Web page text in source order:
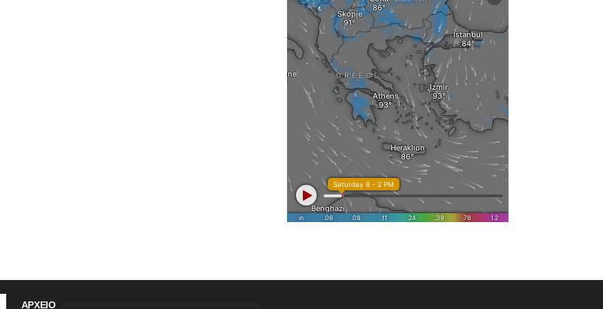
ΑΡΧΕΙΟ